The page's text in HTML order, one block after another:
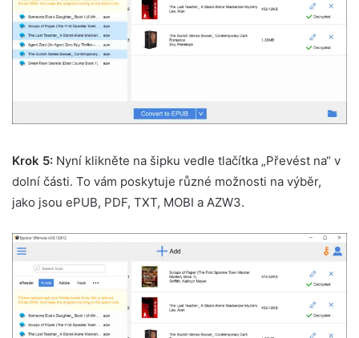
Krok 5: Nyní klikněte na šipku vedle tlačítka „Převést na“ v
dolní části. To vám poskytuje různé možnosti na výběr,
jako jsou ePUB, PDF, TXT, MOBI a AZW3.